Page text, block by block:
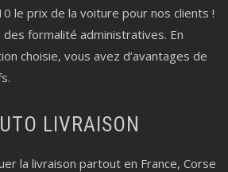
le prix de la voiture pour nos clients !
des formalité administratives. En
choisie, vous avez d’avantages de
LIVRAISON
la livraison partout en France, Corse